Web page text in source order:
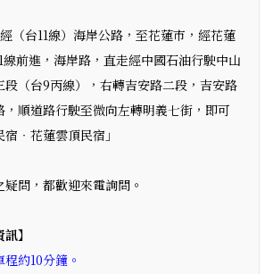
（台11線）海岸公路，至花蓮市，經花蓮
線前進，海岸路，直走經中國石油行駛中山
段（台9丙線），右轉吉安路二段，吉安路
順道路行駛至微向左轉明義七街，即可
‧花蓮雲頂民宿」
問，都歡迎來電詢問。
】
約10分鐘。